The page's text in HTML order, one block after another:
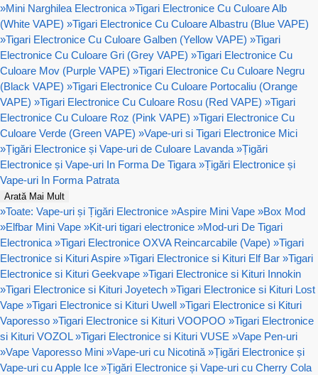
»Mini Narghilea Electronica »Tigari Electronice Cu Culoare Alb
(White VAPE) »Tigari Electronice Cu Culoare Albastru (Blue VAPE)
»Tigari Electronice Cu Culoare Galben (Yellow VAPE) »Tigari
Electronice Cu Culoare Gri (Grey VAPE) »Tigari Electronice Cu
Culoare Mov (Purple VAPE) »Tigari Electronice Cu Culoare Negru
(Black VAPE) »Tigari Electronice Cu Culoare Portocaliu (Orange
VAPE) »Tigari Electronice Cu Culoare Rosu (Red VAPE) »Tigari
Electronice Cu Culoare Roz (Pink VAPE) »Tigari Electronice Cu
Culoare Verde (Green VAPE) »Vape-uri si Tigari Electronice Mici
»Țigări Electronice și Vape-uri de Culoare Lavanda »Țigări
Electronice și Vape-uri In Forma De Tigara »Țigări Electronice și
Vape-uri In Forma Patrata
Arată Mai Mult
»Toate: Vape-uri și Țigări Electronice »Aspire Mini Vape »Box Mod
»Elfbar Mini Vape »Kit-uri tigari electronice »Mod-uri De Tigari
Electronica »Tigari Electronice OXVA Reincarcabile (Vape) »Tigari
Electronice si Kituri Aspire »Tigari Electronice si Kituri Elf Bar »Tigari
Electronice si Kituri Geekvape »Tigari Electronice si Kituri Innokin
»Tigari Electronice si Kituri Joyetech »Tigari Electronice si Kituri Lost
Vape »Tigari Electronice si Kituri Uwell »Tigari Electronice si Kituri
Vaporesso »Tigari Electronice si Kituri VOOPOO »Tigari Electronice
si Kituri VOZOL »Tigari Electronice si Kituri VUSE »Vape Pen-uri
»Vape Vaporesso Mini »Vape-uri cu Nicotină »Țigări Electronice și
Vape-uri cu Apple Ice »Țigări Electronice și Vape-uri cu Cherry Cola